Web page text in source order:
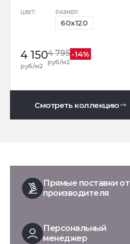
ЦВЕТ: РАЗМЕР:
60x120
4 150
руб/м2
4 795
руб/м2
-14%
Смотреть коллекцию
Прямые поставки от
производителя
Персональный
менеджер